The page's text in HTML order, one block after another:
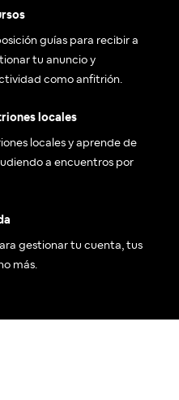
guías para recibir a
tu anuncio y
como anfitrión.
locales
locales y aprende de
a encuentros por
gestionar tu cuenta, tus
más.